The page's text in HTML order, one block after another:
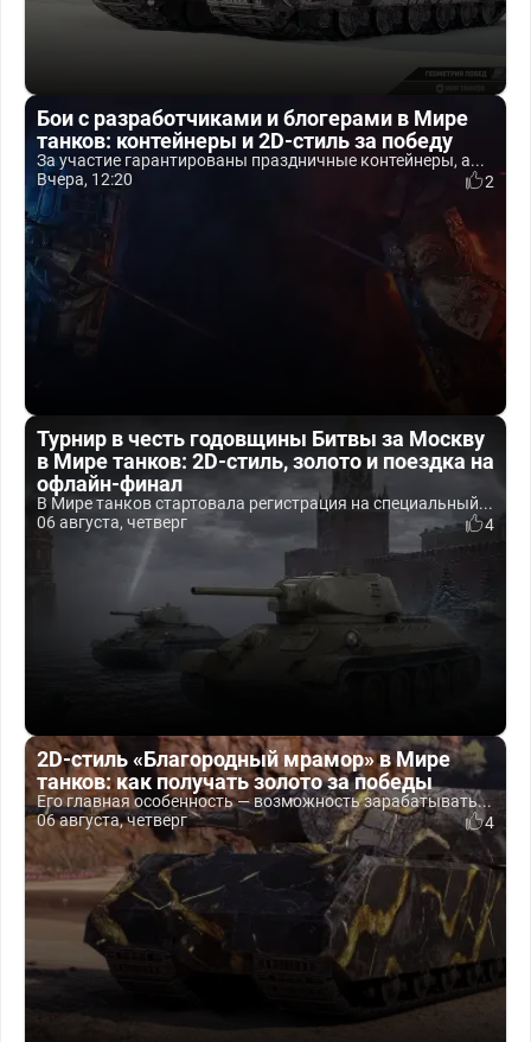
Бои с разработчиками и блогерами в Мире
танков: контейнеры и 2D-стиль за победу
За участие гарантированы праздничные контейнеры, а...
Вчера, 12:20
2
Турнир в честь годовщины Битвы за Москву
в Мире танков: 2D-стиль, золото и поездка на
офлайн-финал
В Мире танков стартовала регистрация на специальный...
06 августа, четверг
4
2D-стиль «Благородный мрамор» в Мире
танков: как получать золото за победы
Его главная особенность — возможность зарабатывать...
06 августа, четверг
4